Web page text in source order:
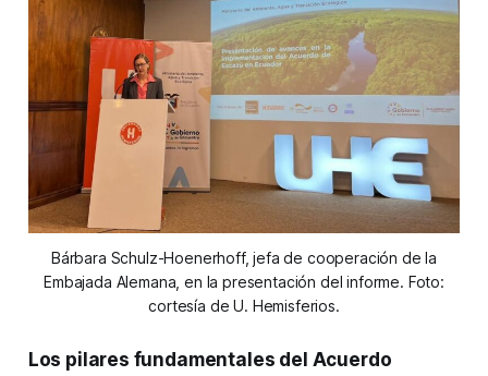
Bárbara Schulz-Hoenerhoff, jefa de cooperación de la
Embajada Alemana, en la presentación del informe. Foto:
cortesía de U. Hemisferios.
Los pilares fundamentales del Acuerdo